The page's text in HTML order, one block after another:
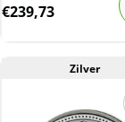
€239,73
Zilver